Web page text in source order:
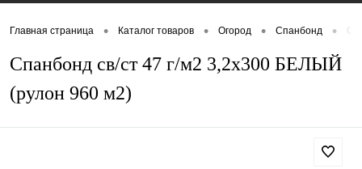
Главная страница • Каталог товаров • Огород • Спанбонд •
Спанбонд св/ст 47 г/м2 3,2х300 БЕЛЫЙ
(рулон 960 м2)